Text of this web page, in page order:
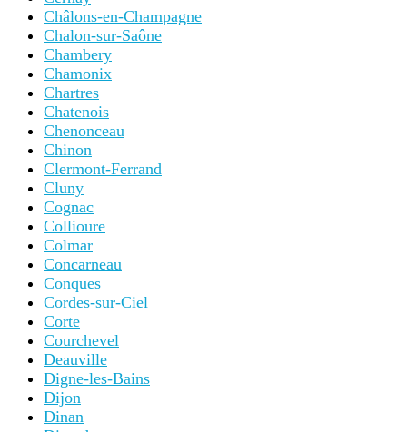
Châlons-en-Champagne
Chalon-sur-Saône
Chambery
Chamonix
Chartres
Chatenois
Chenonceau
Chinon
Clermont-Ferrand
Cluny
Cognac
Collioure
Colmar
Concarneau
Conques
Cordes-sur-Ciel
Corte
Courchevel
Deauville
Digne-les-Bains
Dijon
Dinan